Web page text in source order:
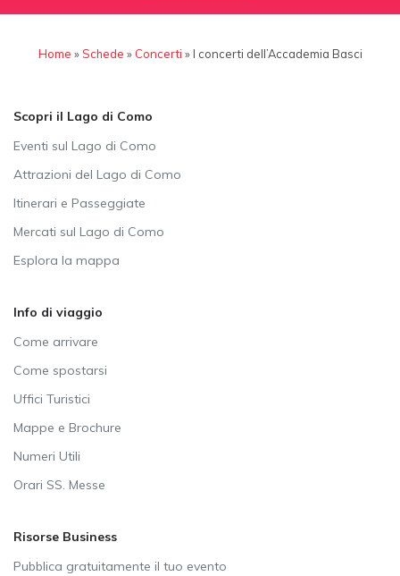
Home »Schede » Concerti » I concerti dell’Accademia Basci
Scopri il Lago di Como
Eventi sul Lago di Como
Attrazioni del Lago di Como
Itinerari e Passeggiate
Mercati sul Lago di Como
Esplora la mappa
Info di viaggio
Come arrivare
Come spostarsi
Uffici Turistici
Mappe e Brochure
Numeri Utili
Orari SS. Messe
Risorse Business
Pubblica gratuitamente il tuo evento